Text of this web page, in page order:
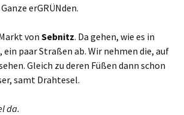
erGRÜNden.
von Sebnitz. Da gehen, wie es in
paar Straßen ab. Wir nehmen die, auf
Gleich zu deren Füßen dann schon
samt Drahtesel.
da.